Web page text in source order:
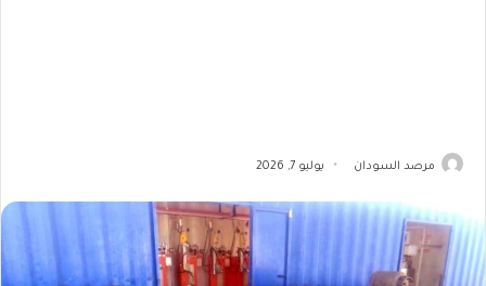
مرصد السودان يوليو 7, 2026